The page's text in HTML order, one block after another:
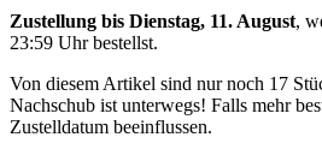
Zustellung bis Dienstag, 11. August,
23:59 Uhrbestellst.
Von diesem Artikel sind nur noch 17
Nachschub ist unterwegs! Falls mehr
Zustelldatum beeinflussen.